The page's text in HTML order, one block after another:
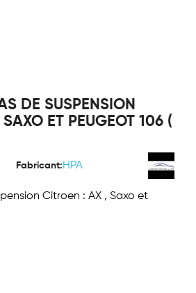
DE SUSPENSION
ET PEUGEOT 106 (
Fabricant: HPA
Citroen : AX , Saxo et